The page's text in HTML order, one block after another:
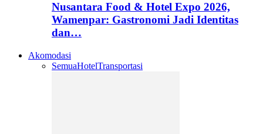
Nusantara Food & Hotel Expo 2026,
Wamenpar: Gastronomi Jadi Identitas
dan…
Akomodasi
SemuaHotelTransportasi